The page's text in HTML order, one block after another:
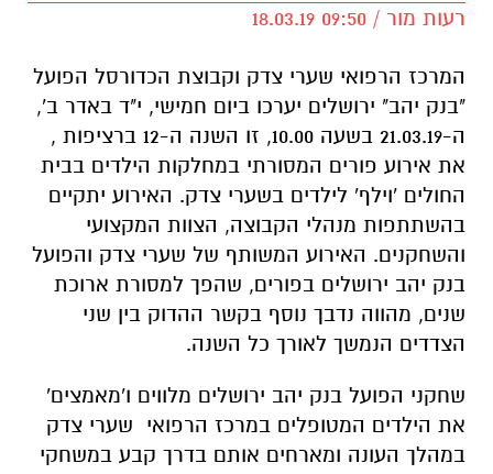
רעות מור / 09:50 18.03.19
המרכז הרפואי שערי צדק וקבוצת הכדורסל הפועל
"בנק יהב" ירושלים יערכו ביום חמישי, י"ד באדר ב',
ה-21.03.19 בשעה 10.00, זו השנה ה-12 ברציפות ,
את אירוע פורים המסורתי במחלקות הילדים בבית
החולים 'וילף' לילדים בשערי צדק. האירוע יתקיים
בהשתתפות מנהלי הקבוצה, הצוות המקצועי
והשחקנים. האירוע המשותף של שערי צדק והפועל
בנק יהב ירושלים בפורים, שהפך למסורת ארוכת
שנים, מהווה נדבך נוסף בקשר ההדוק בין שני
הצדדים הנמשך לאורך כל השנה.
שחקני הפועל בנק יהב ירושלים מלווים ו'מאמצים'
את הילדים המטופלים במרכז הרפואי שערי צדק
במהלך העונה ומארחים אותם בדרך קבע במשחקי